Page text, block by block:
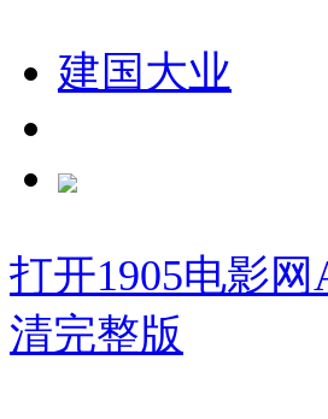
建国大业
打开1905电影网
清完整版